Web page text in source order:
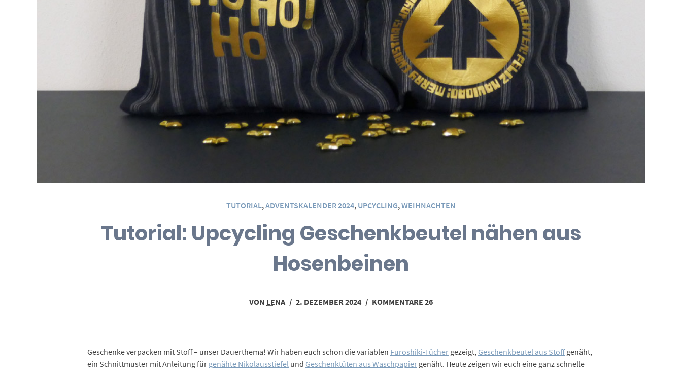
TUTORIAL,ADVENTSKALENDER 2024, UPCYCLING,WEIHNACHTEN
Tutorial: Upcycling Geschenkbeutel nähen aus
Hosenbeinen
VON LENA / 2. DEZEMBER 2024 / KOMMENTARE 26
Geschenke verpacken mit Stoff – unser Dauerthema! Wir haben euch schon die variablen Furoshiki-Tüchergezeigt, Geschenkbeutel aus Stoffgenäht,
ein Schnittmuster mit Anleitung für genähte Nikolausstiefelund Geschenktüten aus Waschpapiergenäht. Heute zeigen wir euch eine ganz schnelle